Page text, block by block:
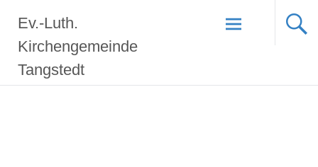
Inhalt
springen
Ev.-Luth.
Kirchengemeinde
Tangstedt